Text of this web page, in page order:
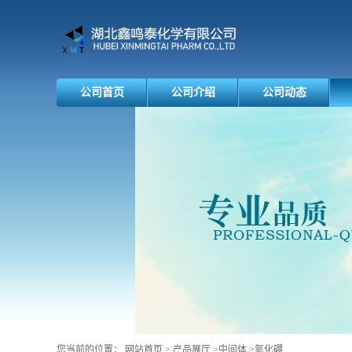
公司首页 公司介绍 公司动态
您当前的位置： 网站首页 > 产品展厅 >中间体 >氮化硼